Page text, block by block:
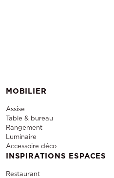
MOBILIER
Assise
Table & bureau
Rangement
Luminaire
Accessoire déco
INSPIRATIONS ESPACES
Restaurant